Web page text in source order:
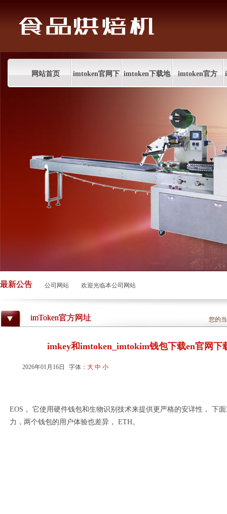
网站首页 imtoken官网下 imtoken下载地 imtoken官方
最新公告
欢迎光临本公司网站 欢迎光临本公司网站
imToken官方网址 您的
imkey和imtoken_imtokim钱包下载en官网下
2026年01月16日 字体： 大 中 小
EOS， 它使用硬件钱包和生物识别技术来提供更严格的安详性， 下
力，两个钱包的用户体验也差异， ETH。